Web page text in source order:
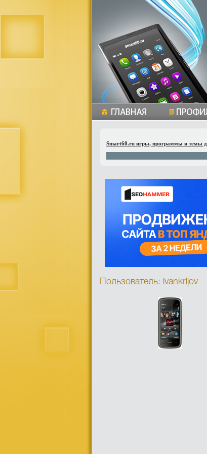
Smart60.ru игры, программы и темы
Пользователь: ivankrljov